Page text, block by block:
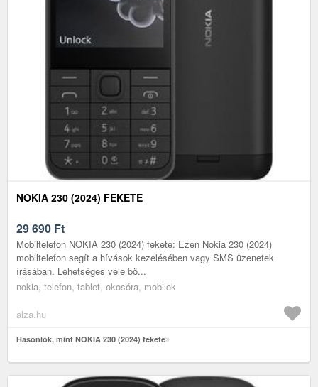
NOKIA 230 (2024) FEKETE
29 690 Ft
Mobiltelefon NOKIA 230 (2024) fekete: Ezen Nokia 230 (2024)
mobiltelefon segít a hívások kezelésében vagy SMS üzenetek
írásában. Lehetséges vele bö...
nokia, telefon, tablet, okosóra, mobilok
alza.hu
Hasonlók, mint NOKIA 230 (2024) fekete